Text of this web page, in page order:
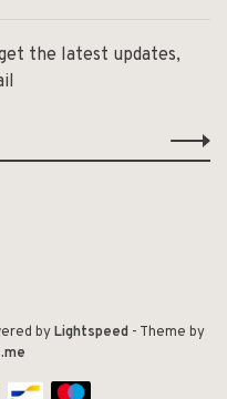
the latest updates,
byLightspeed - Theme by